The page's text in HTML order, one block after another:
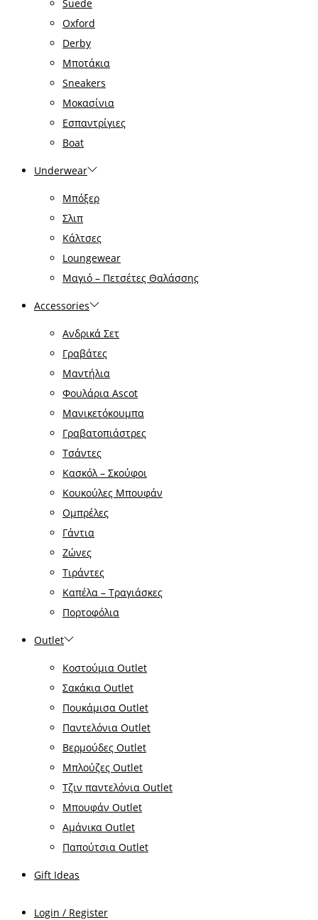
Suede
Oxford
Derby
Μποτάκια
Sneakers
Μοκασίνια
Εσπαντρίγιες
Boat
Underwear
Μπόξερ
Σλιπ
Κάλτσες
Loungewear
Μαγιό – Πετσέτες Θαλάσσης
Accessories
Ανδρικά Σετ
Γραβάτες
Μαντήλια
Φουλάρια Ascot
Μανικετόκουμπα
Γραβατοπιάστρες
Τσάντες
Κασκόλ – Σκούφοι
Κουκούλες Μπουφάν
Ομπρέλες
Γάντια
Ζώνες
Τιράντες
Καπέλα – Τραγιάσκες
Πορτοφόλια
Outlet
Κοστούμια Outlet
Σακάκια Outlet
Πουκάμισα Outlet
Παντελόνια Outlet
Βερμούδες Outlet
Μπλούζες Outlet
Τζιν παντελόνια Outlet
Μπουφάν Outlet
Αμάνικα Outlet
Παπούτσια Outlet
Gift Ideas
Login / Register